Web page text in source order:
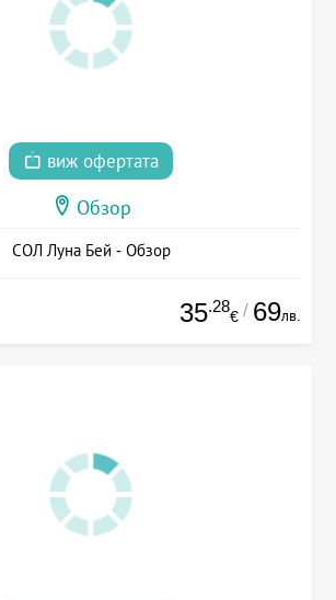
виж офертата
Обзор
СОЛ Луна Бей - Обзор
35.28
€ / 69лв.